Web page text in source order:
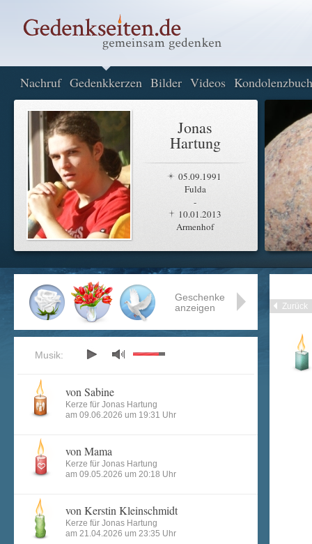
Nachruf Gedenkkerzen Bilder Videos Kondolenzbuch
Jonas
Hartung
05.09.1991
Fulda
-
10.01.2013
Armenhof
Zurück
Geschenke
anzeigen
Musik:
von Sabine
Kerze für Jonas Hartung
am 09.06.2026 um 19:31 Uhr
von Mama
Kerze für Jonas Hartung
am 09.05.2026 um 20:18 Uhr
von Kerstin Kleinschmidt
Kerze für Jonas Hartung
am 21.04.2026 um 23:35 Uhr